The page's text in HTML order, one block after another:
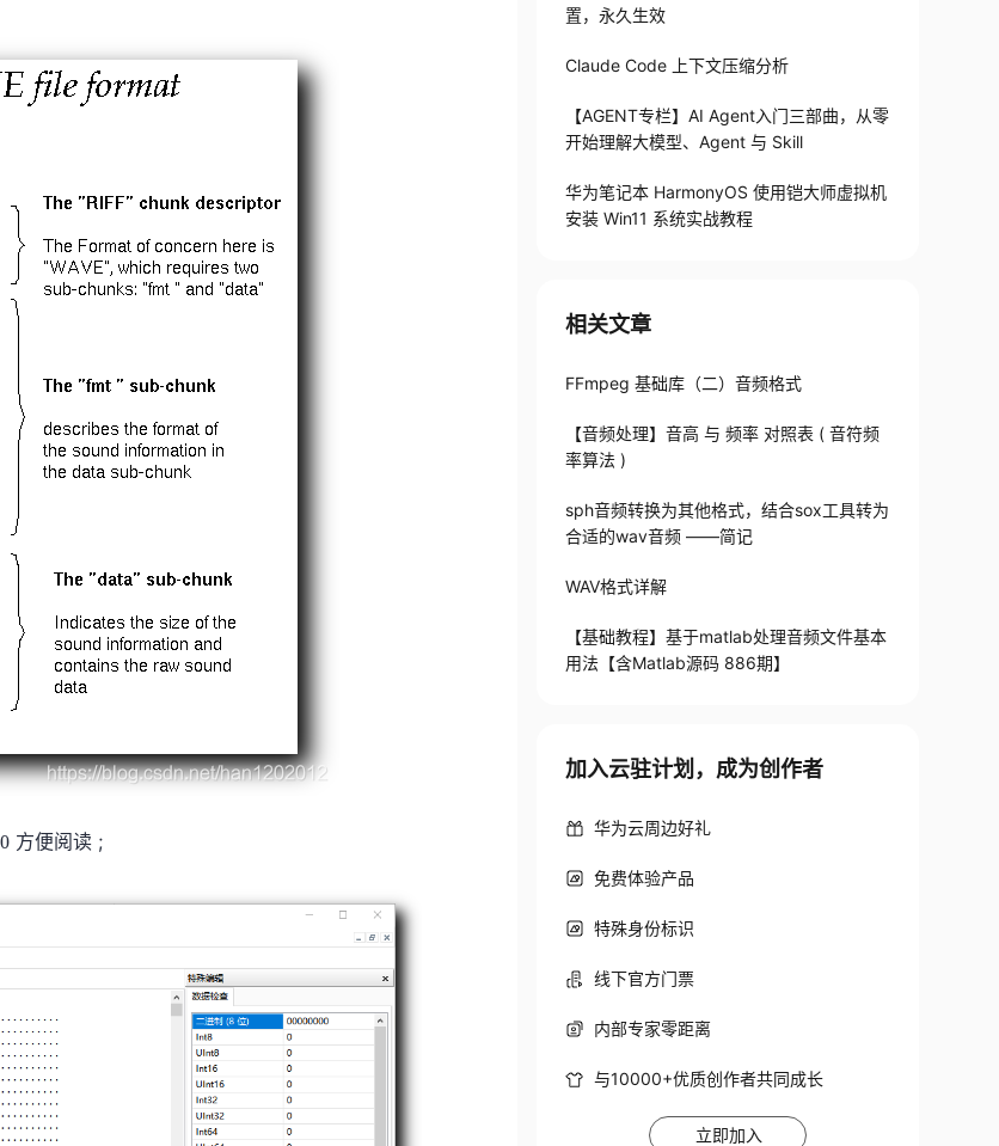
0 方便阅读 ;
置，永久生效
Claude Code 上下文压缩分析
【AGENT专栏】AI Agent入门三部曲，从零
开始理解大模型、Agent 与 Skill
华为笔记本 HarmonyOS 使用铠大师虚拟机
安装 Win11 系统实战教程
相关文章
FFmpeg 基础库（二）音频格式
【音频处理】音高 与 频率 对照表 ( 音符频
率算法 )
sph音频转换为其他格式，结合sox工具转为
合适的wav音频 ——简记
WAV格式详解
【基础教程】基于matlab处理音频文件基本
用法【含Matlab源码 886期】
加入云驻计划，成为创作者
华为云周边好礼
免费体验产品
特殊身份标识
线下官方门票
内部专家零距离
与10000+优质创作者共同成长
立即加入